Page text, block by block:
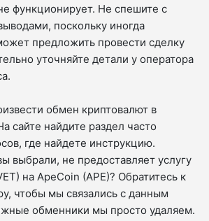
функционирует. Не спешите с
поскольку иногда
предложить провести сделку
уточняйте детали у оператора
обмен криптовалют в
сайте найдите раздел часто
где найдете инструкцию.
выбрали, не предоставляет услугу
на ApeCoin (APE)? Обратитесь к
чтобы мы связались с данным
обменники мы просто удаляем.